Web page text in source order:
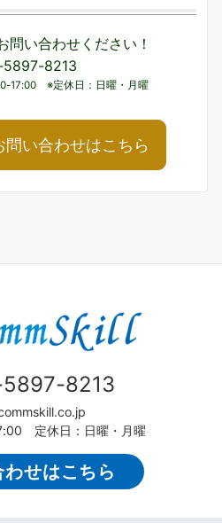
問い合わせください！
8213
17:00 ※定休日：日曜・月曜
問い合わせはこちら
8213
定休日：日曜・月曜
せはこちら